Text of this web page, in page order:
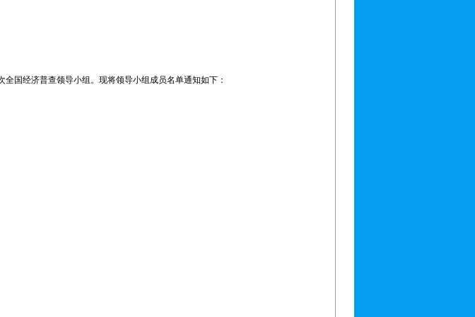
全国经济普查领导小组。现将领导小组成员名单通知如下：